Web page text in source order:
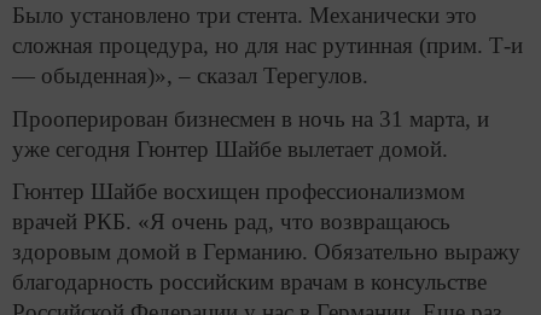
Было установлено три стента. Механически это
сложная процедура, но для нас рутинная (прим. Т-и
— обыденная)», – сказал Терегулов.
Прооперирован бизнесмен в ночь на 31 марта, и
уже сегодня Гюнтер Шайбе вылетает домой.
Гюнтер Шайбе восхищен профессионализмом
врачей РКБ. «Я очень рад, что возвращаюсь
здоровым домой в Германию. Обязательно выражу
благодарность российским врачам в консульстве